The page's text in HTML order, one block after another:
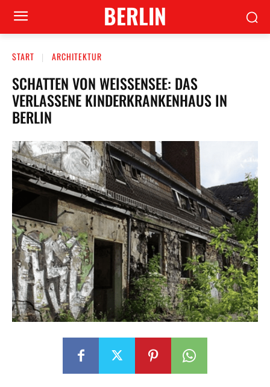
BERLIN
START ARCHITEKTUR
SCHATTEN VON WEISSENSEE: DAS V
ERLASSENE KINDERKRANKENHAUS IN B
ERLIN